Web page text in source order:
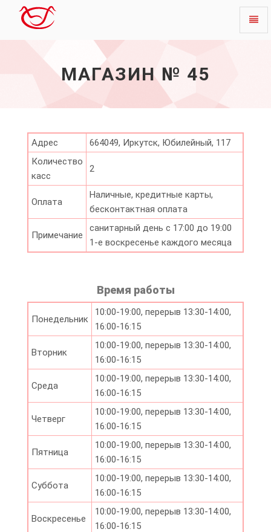
МАГАЗИН № 45
Адрес
664049, Иркутск, Юбилейный, 117
Количество
касс
2
Оплата
Наличные, кредитные карты,
бесконтактная оплата
Примечание
санитарный день с 17:00 до 19:00
1-е воскресенье каждого месяца
Время работы
Понедельник
10:00-19:00, перерыв 13:30-14:00,
16:00-16:15
Вторник
10:00-19:00, перерыв 13:30-14:00,
16:00-16:15
Среда
10:00-19:00, перерыв 13:30-14:00,
16:00-16:15
Четверг
10:00-19:00, перерыв 13:30-14:00,
16:00-16:15
Пятница
10:00-19:00, перерыв 13:30-14:00,
16:00-16:15
Суббота
10:00-19:00, перерыв 13:30-14:00,
16:00-16:15
Воскресенье
10:00-19:00, перерыв 13:30-14:00,
16:00-16:15